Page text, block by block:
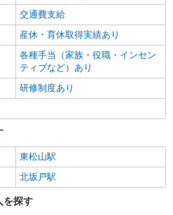
交通費支給
産休・育休取得実績あり
各種手当（家族・役職・インセン
ティブなど）あり
研修制度あり
東松山駅
北坂戸駅
を探す